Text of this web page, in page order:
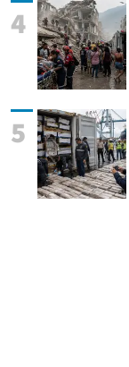
4
5